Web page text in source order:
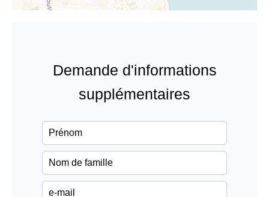
Demande d'informations
supplémentaires